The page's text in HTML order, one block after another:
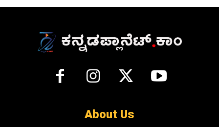
About Us